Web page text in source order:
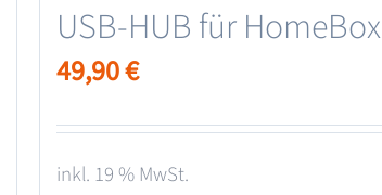
USB-HUB für HomeBox
49,90€
inkl. 19 % MwSt.